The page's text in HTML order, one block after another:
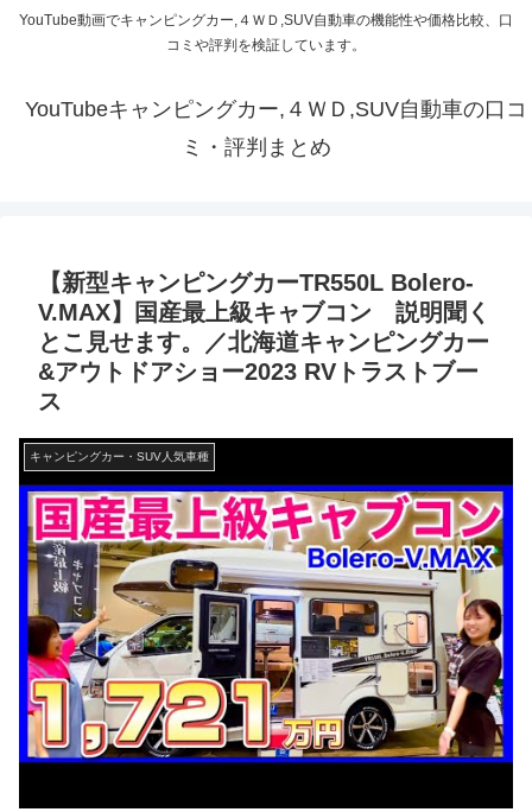
YouTube動画でキャンピングカー,４ＷＤ,SUV自動車の機能性や価格比較、口
コミや評判を検証しています。
YouTubeキャンピングカー,４ＷＤ,SUV自動車の口コ
ミ・評判まとめ
【新型キャンピングカーTR550L Bolero-
V.MAX】国産最上級キャブコン 説明聞く
とこ見せます。／北海道キャンピングカー
&アウトドアショー2023 RVトラストブー
ス
キャンピングカー・SUV人気車種